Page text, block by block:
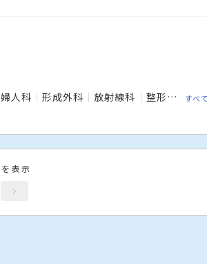
婦人科 形成外科 放射線科 整形外科 すべ
表示